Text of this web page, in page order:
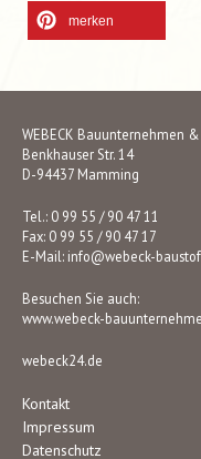
merken
WEBECK Bauunternehmen
Benkhauser Str. 14
D-94437 Mamming
Tel.: 0 99 55 / 90 47 11
Fax: 0 99 55 / 90 47 17
E-Mail: info@webeck-
Besuchen Sie auch:
www.webeck-
webeck24.de
Kontakt
Impressum
Datenschutz